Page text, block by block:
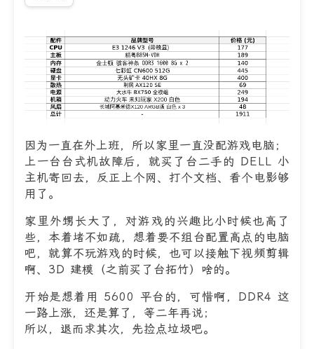
因为一直在外上班，所以家里一直没配游戏电脑；
上一台台式机故障后，就买了台二手的 DELL 小
主机寄回去，反正上个网、打个文档、看个电影够
用了。
家里外甥长大了，对游戏的兴趣比小时候也高了
些，本着堵不如疏，想着要不组台配置高点的电脑
吧，就算不玩游戏的时候，也可以接触下视频剪辑
啊、3D 建模（之前买了台拓竹）啥的。
开始是想着用 5600 平台的，可惜啊，DDR4 这
一路上涨，还是算了，等二年再说；
所以，退而求其次，先捡点垃圾吧。